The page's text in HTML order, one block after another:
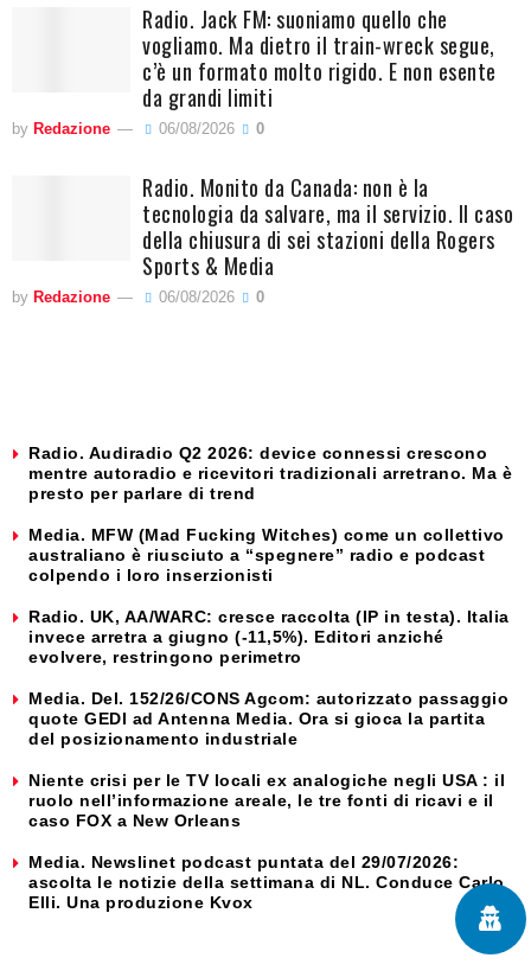
Radio. Jack FM: suoniamo quello che
vogliamo. Ma dietro il train-wreck segue,
c’è un formato molto rigido. E non esente
da grandi limiti
by Redazione 06/08/2026 0
Radio. Monito da Canada: non è la
tecnologia da salvare, ma il servizio. Il caso
della chiusura di sei stazioni della Rogers
Sports & Media
by Redazione 06/08/2026 0
Radio. Audiradio Q2 2026: device connessi crescono
mentre autoradio e ricevitori tradizionali arretrano. Ma è
presto per parlare di trend
Media. MFW (Mad Fucking Witches) come un collettivo
australiano è riusciuto a “spegnere” radio e podcast
colpendo i loro inserzionisti
Radio. UK, AA/WARC: cresce raccolta (IP in testa). Italia
invece arretra a giugno (-11,5%). Editori anziché
evolvere, restringono perimetro
Media. Del. 152/26/CONS Agcom: autorizzato passaggio
quote GEDI ad Antenna Media. Ora si gioca la partita
del posizionamento industriale
Niente crisi per le TV locali ex analogiche negli USA : il
ruolo nell’informazione areale, le tre fonti di ricavi e il
caso FOX a New Orleans
Media. Newslinet podcast puntata del 29/07/2026:
ascolta le notizie della settimana di NL. Conduce Carlo
Elli. Una produzione Kvox